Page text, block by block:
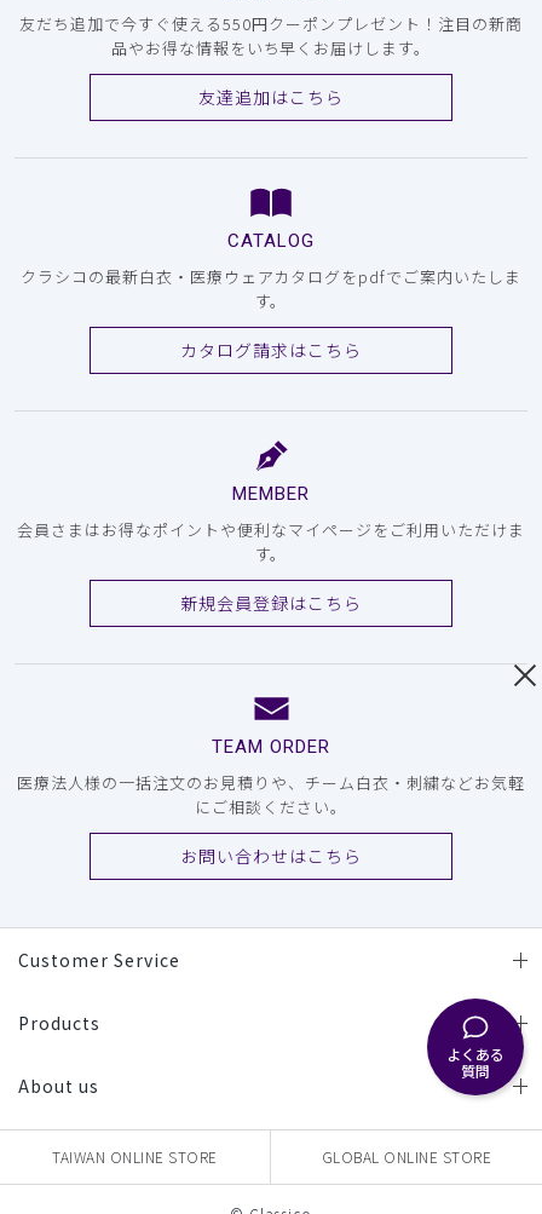
よくある
質問
友だち追加で今すぐ使える550円クーポンプレゼント！注目の新商
品やお得な情報をいち早くお届けします。
友達追加はこちら
CATALOG
クラシコの最新白衣・医療ウェアカタログをpdfでご案内いたしま
す。
カタログ請求はこちら
MEMBER
会員さまはお得なポイントや便利なマイページをご利用いただけま
す。
新規会員登録はこちら
TEAM ORDER
医療法人様の一括注文のお見積りや、チーム白衣・刺繍などお気軽
にご相談ください。
お問い合わせはこちら
Customer Service
Products
About us
TAIWAN ONLINE STORE GLOBAL ONLINE STORE